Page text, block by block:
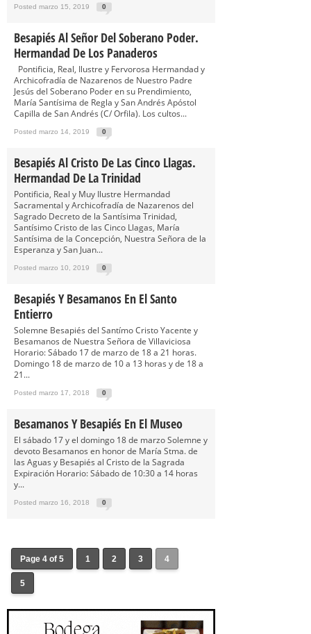
Posted marzo 15, 2019 0
Besapiés Al Señor Del Soberano Poder.
Hermandad De Los Panaderos
Pontificia, Real, Ilustre y Fervorosa Hermandad y
Archicofradía de Nazarenos de Nuestro Padre
Jesús del Soberano Poder en su Prendimiento,
María Santísima de Regla y San Andrés Apóstol
Capilla de San Andrés (C/ Orfila). Los cultos...
Posted marzo 14, 2019 0
Besapiés Al Cristo De Las Cinco Llagas.
Hermandad De La Trinidad
Pontificia, Real y Muy Ilustre Hermandad
Sacramental y Archicofradía de Nazarenos del
Sagrado Decreto de la Santísima Trinidad,
Santísimo Cristo de las Cinco Llagas, María
Santísima de la Concepción, Nuestra Señora de la
Esperanza y San Juan...
Posted marzo 10, 2019 0
Besapiés Y Besamanos En El Santo
Entierro
Solemne Besapiés del Santímo Cristo Yacente y
Besamanos de Nuestra Señora de Villaviciosa
Horario: Sábado 17 de marzo de 18 a 21 horas.
Domingo 18 de marzo de 10 a 13 horas y de 18 a
21...
Posted marzo 17, 2018 0
Besamanos Y Besapiés En El Museo
El sábado 17 y el domingo 18 de marzo Solemne y
devoto Besamanos en honor de María Stma. de
las Aguas y Besapiés al Cristo de la Sagrada
Expiración Horario: Sábado de 10:30 a 14 horas
y...
Posted marzo 16, 2018 0
Page 4 of 5 1 2 3 4
5